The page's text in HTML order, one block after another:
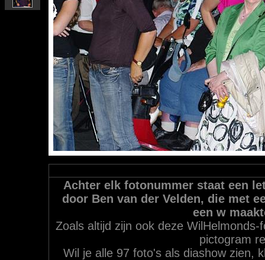
Achter elk fotonummer staat een
door Ben van der Velden, die met
een w
Zoals altijd zijn ook deze
pictogram
Wil je alle 97 foto's als diashow zien,